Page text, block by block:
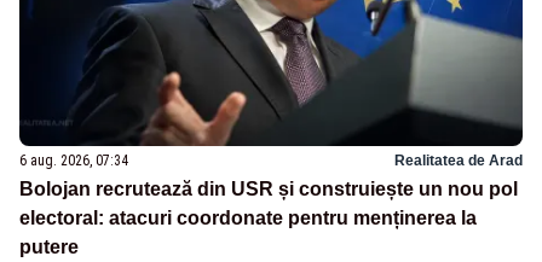
6 aug. 2026, 07:34 Realitatea de Arad
Bolojan recrutează din USR și construiește un nou pol
electoral: atacuri coordonate pentru menținerea la
putere